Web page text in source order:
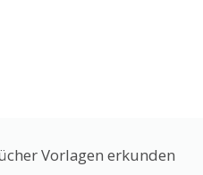
Vorlagen erkunden